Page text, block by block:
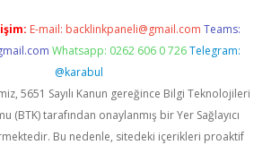
E-mail: backlinkpaneli@gmail.com Teams:
Whatsapp: 0262 606 0 726 Telegram:
@karabul
5651 Sayılı Kanun gereğince Bilgi Teknolojileri
(BTK) tarafından onaylanmış bir Yer Sağlayıcı
Bu nedenle, sitedeki içerikleri proaktif